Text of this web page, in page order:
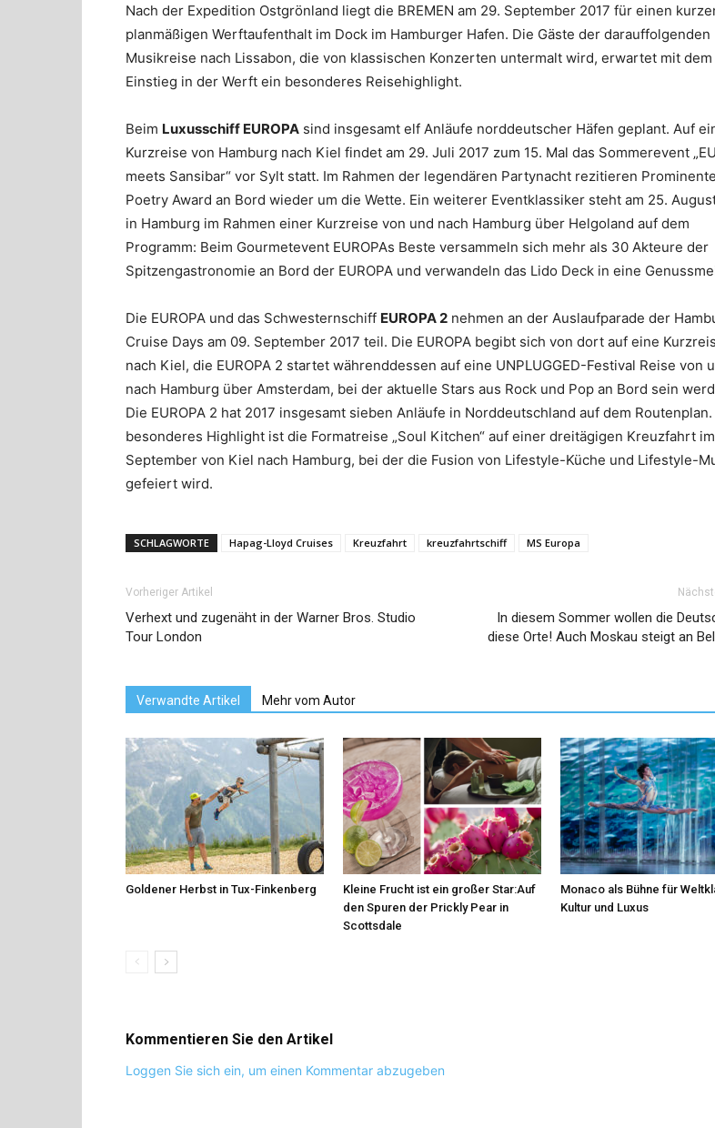
Nach der Expedition Ostgrönland liegt die BREMEN am 29. September 2017 für einen
planmäßigen Werftaufenthalt im Dock im Hamburger Hafen. Die Gäste der darauffolgenden
Musikreise nach Lissabon, die von klassischen Konzerten untermalt wird, erwartet mit dem
Einstieg in der Werft ein besonderes Reisehighlight.
Beim Luxusschiff EUROPA sind insgesamt elf Anläufe norddeutscher Häfen geplant. Auf
Kurzreise von Hamburg nach Kiel findet am 29. Juli 2017 zum 15. Mal das Sommerevent
meets Sansibar“ vor Sylt statt. Im Rahmen der legendären Partynacht rezitieren
Poetry Award an Bord wieder um die Wette. Ein weiterer Eventklassiker steht am 25.
in Hamburg im Rahmen einer Kurzreise von und nach Hamburg über Helgoland auf dem
Programm: Beim Gourmetevent EUROPAs Beste versammeln sich mehr als 30 Akteure der
Spitzengastronomie an Bord der EUROPA und verwandeln das Lido Deck in eine
Die EUROPA und das Schwesternschiff EUROPA 2 nehmen an der Auslaufparade der
Cruise Days am 09. September 2017 teil. Die EUROPA begibt sich von dort auf eine
nach Kiel, die EUROPA 2 startet währenddessen auf eine UNPLUGGED-Festival Reise von
nach Hamburg über Amsterdam, bei der aktuelle Stars aus Rock und Pop an Bord sein
Die EUROPA 2 hat 2017 insgesamt sieben Anläufe in Norddeutschland auf dem Routenplan.
besonderes Highlight ist die Formatreise „Soul Kitchen“ auf einer dreitägigen Kreuzfahrt im
September von Kiel nach Hamburg, bei der die Fusion von Lifestyle-Küche und Lifestyle-
gefeiert wird.
SCHLAGWORTE Hapag-Lloyd Cruises Kreuzfahrt kreuzfahrtschiff MS Europa
Vorheriger Artikel
Verhext und zugenäht in der Warner Bros. Studio
Tour London
In diesem Sommer wollen die
diese Orte! Auch Moskau steigt an
Verwandte Artikel Mehr vom Autor
Goldener Herbst in Tux-Finkenberg
Kleine Frucht ist ein großer Star:Auf
den Spuren der Prickly Pear in
Scottsdale
Monaco als Bühne für
Kultur und Luxus
Kommentieren Sie den Artikel
Loggen Sie sich ein, um einen Kommentar abzugeben